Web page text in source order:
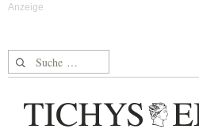
Suche nach: